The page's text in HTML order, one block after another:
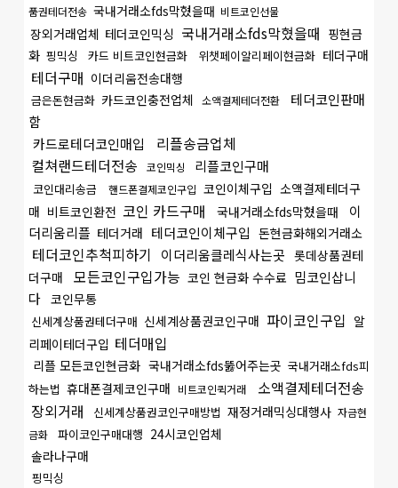
품권테더전송 국내거래소fds막혔을때 비트코인선물
장외거래업체 테더코인믹싱 국내거래소fds막혔을때 핑현금
화 핑믹싱 카드 비트코인현금화 위챗페이알리페이현금화 테더구매
테더구매 이더리움전송대행
금은돈현금화 카드코인충전업체 소액결제테더전환
테더코인판매
함
카드로테더코인매입
리플송금업체
컬쳐랜드테더전송
코인믹싱 리플코인구매
코인대리송금 핸드폰결제코인구입 코인이체구입 소액결제테더구
매 비트코인환전 코인 카드구매 국내거래소fds막혔을때
이
더리움리플 테더거래 테더코인이체구입 돈현금화해외거래소
테더코인추척피하기 이더리움클레식사는곳 롯데상품권테
더구매
모든코인구입가능 코인 현금화 수수료 밈코인삽니
다 코인무통
신세계상품권테더구매 신세계상품권코인구매 파이코인구입 알
리페이테더구입 테더매입
리플 모든코인현금화 국내거래소fds뚫어주는곳 국내거래소fds피
하는법 휴대폰결제코인구매 비트코인퀵거래
소액결제테더전송
장외거래
신세계상품권코인구매방법 재정거래믹싱대행사 자금현
금화
파이코인구매대행 24시코인업체
솔라나구매
핑믹싱